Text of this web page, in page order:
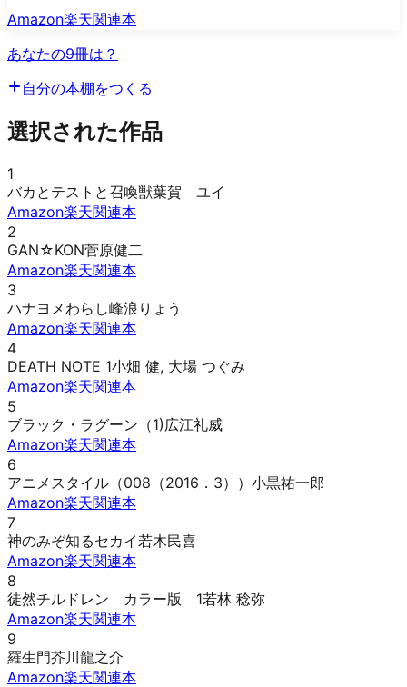
Amazon楽天関連本
あなたの9冊は？
自分の本棚をつくる
選択された作品
1
バカとテストと召喚獣葉賀 ユイ
Amazon楽天関連本
2
GAN☆KON菅原健二
Amazon楽天関連本
3
ハナヨメわらし峰浪りょう
Amazon楽天関連本
4
DEATH NOTE 1小畑 健, 大場 つぐみ
Amazon楽天関連本
5
ブラック・ラグーン（1) 広江礼威
Amazon楽天関連本
6
アニメスタイル（008（2016．3）） 小黒祐一郎
Amazon楽天関連本
7
神のみぞ知るセカイ 若木民喜
Amazon楽天関連本
8
徒然チルドレン カラー版 1若林 稔弥
Amazon楽天関連本
9
羅生門芥川龍之介
Amazon楽天関連本